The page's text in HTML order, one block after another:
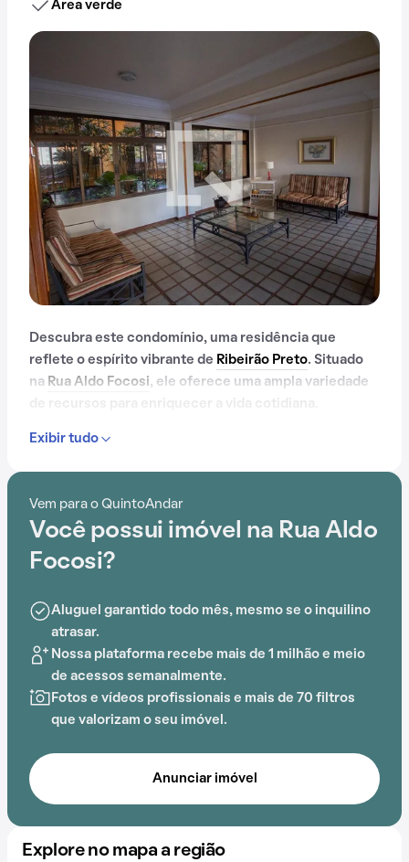
Área verde
Descubra este condomínio, uma residência que
reflete o espírito vibrante de Ribeirão Preto. Situado
na Rua Aldo Focosi, ele oferece uma ampla variedade
encanado, churrasqueira e espaço gourmet na área
conforto e entretenimento.
A proximidade com Colégio Cognitivo, Escola
Primeiros Passos, Estádio Santa Cruz e Barão de Mauá
adiciona praticidade a essa experiência.
Exibir tudo
Vem para o QuintoAndar
Você possui imóvel na Rua Aldo
Focosi?
Aluguel garantido todo mês, mesmo se o inquilino
atrasar.
Nossa plataforma recebe mais de 1 milhão e meio
de acessos semanalmente.
Fotos e vídeos profissionais e mais de 70 filtros
que valorizam o seu imóvel.
Anunciar imóvel
Explore no mapa a região